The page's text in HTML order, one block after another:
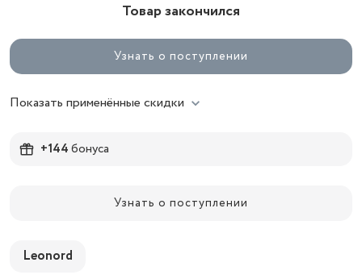
Товар закончился
Узнать о поступлении
Показать применённые скидки
+144бонуса
Узнать о поступлении
Leonord